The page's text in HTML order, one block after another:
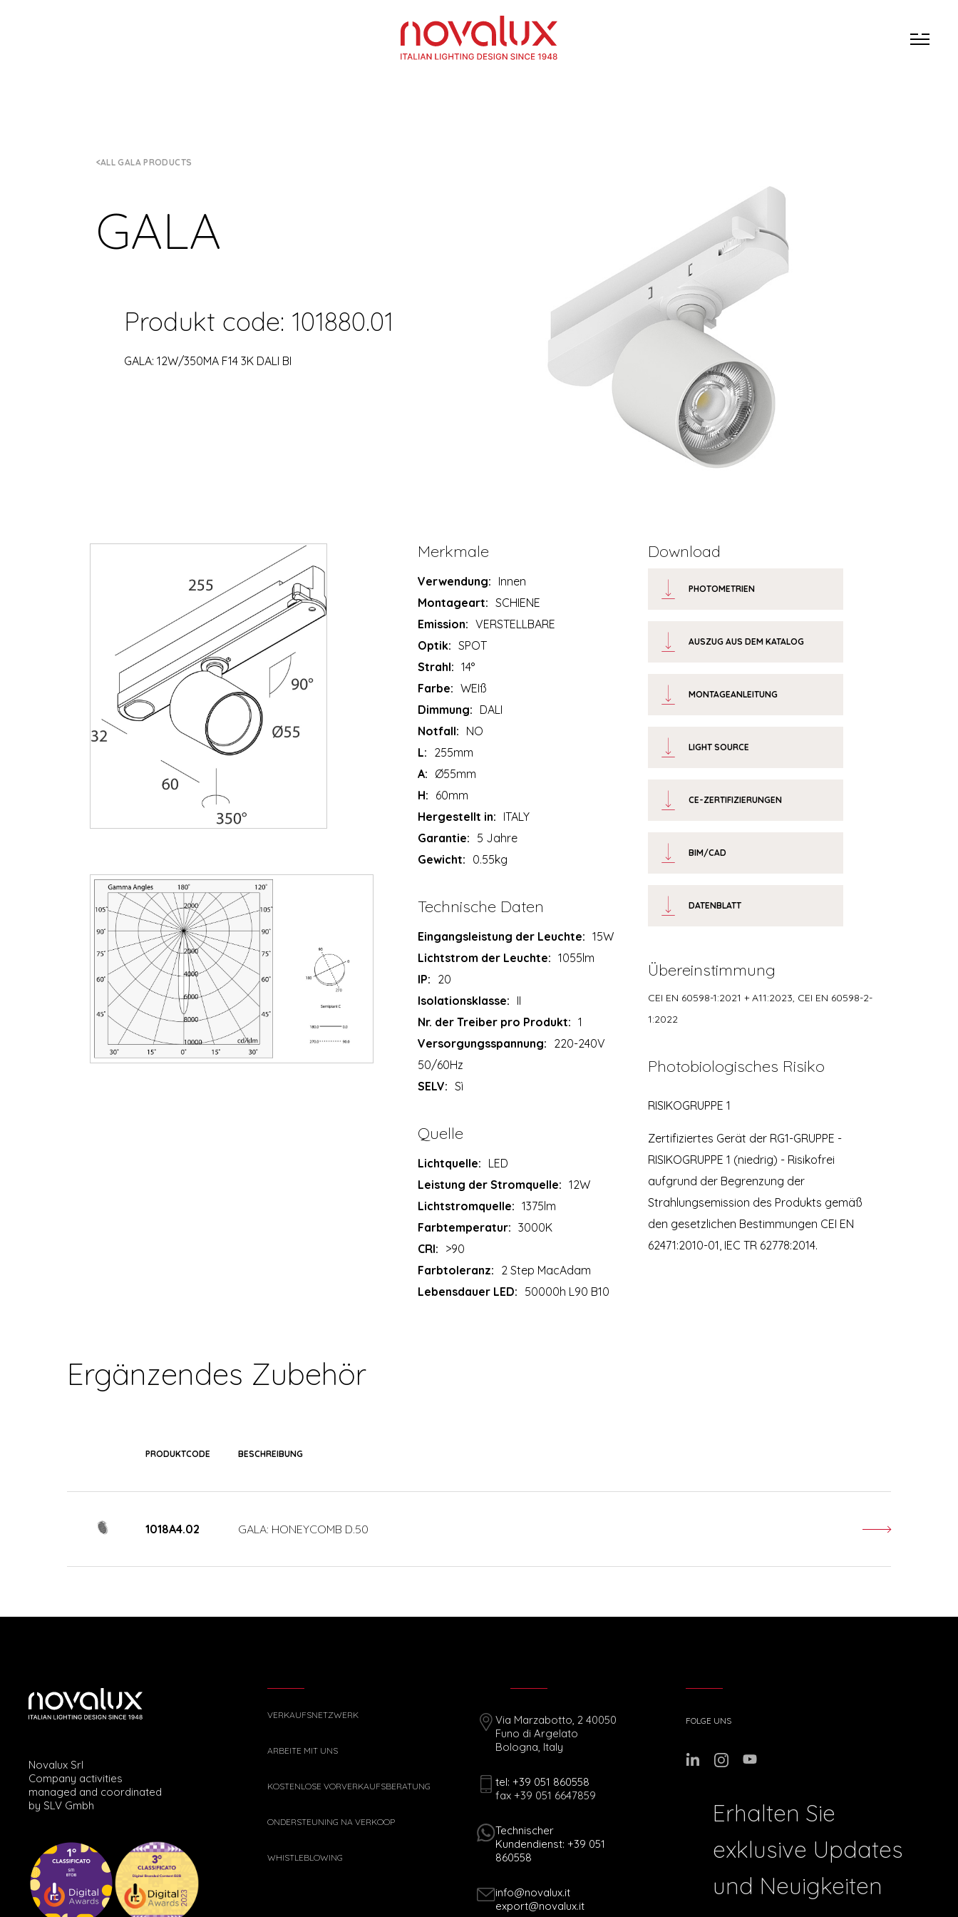
ALL GALA PRODUCTS
GALA
Produkt code: 101880.01
GALA: 12W/350MA F14 3K DALI BI
Merkmale
Verwendung: Innen
Montageart: SCHIENE
Emission: VERSTELLBARE
Optik: SPOT
Strahl: 14°
Farbe: WEIß
Dimmung: DALI
Notfall: NO
L: 255mm
A: Ø55mm
H: 60mm
Hergestellt in: ITALY
Garantie: 5 Jahre
Gewicht: 0.55kg
Technische Daten
Eingangsleistung der Leuchte: 15W
Lichtstrom der Leuchte: 1055lm
IP: 20
Isolationsklasse: II
Nr. der Treiber pro Produkt: 1
Versorgungsspannung: 220-240V
50/60Hz
SELV: Sì
Quelle
Lichtquelle: LED
Leistung der Stromquelle: 12W
Lichtstromquelle: 1375lm
Farbtemperatur: 3000K
CRI: >90
Farbtoleranz: 2 Step MacAdam
Lebensdauer LED: 50000h L90 B10
Download
PHOTOMETRIEN
AUSZUG AUS DEM KATALOG
MONTAGEANLEITUNG
LIGHT SOURCE
CE-ZERTIFIZIERUNGEN
BIM/CAD
DATENBLATT
Übereinstimmung
CEI EN 60598-1:2021 + A11:2023, CEI EN 60598-2-
1:2022
Photobiologisches Risiko
RISIKOGRUPPE 1
Zertifiziertes Gerät der RG1-GRUPPE -
RISIKOGRUPPE 1 (niedrig) - Risikofrei
aufgrund der Begrenzung der
Strahlungsemission des Produkts gemäß
den gesetzlichen Bestimmungen CEI EN
62471:2010-01, IEC TR 62778:2014.
Ergänzendes Zubehör
PRODUKTCODE BESCHREIBUNG
1018A4.02 GALA: HONEYCOMB D.50
Novalux Srl
Company activities
managed and coordinated
by SLV Gmbh
VERKAUFSNETZWERK
ARBEITE MIT UNS
KOSTENLOSE VORVERKAUFSBERATUNG
ONDERSTEUNING NA VERKOOP
WHISTLEBLOWING
Via Marzabotto, 2 40050
Funo di Argelato
Bologna, Italy
tel: +39 051 860558
fax +39 051 6647859
Technischer
Kundendienst: +39 051
860558
info@novalux.it
export@novalux.it
FOLGE UNS
Erhalten Sie
exklusive Updates
und Neuigkeiten